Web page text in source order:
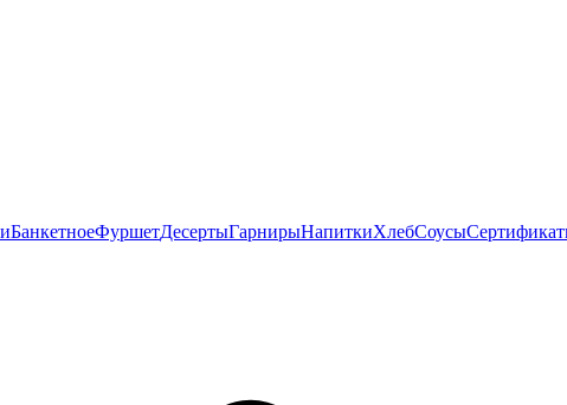
БанкетноеФуршетДесертыГарнирыНапиткиХлебСоусы